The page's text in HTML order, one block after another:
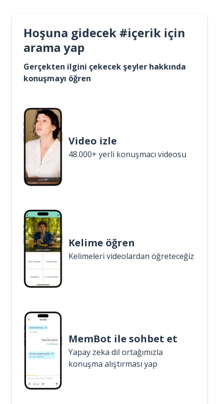
Hoşuna gidecek #içerik için
arama yap
Gerçekten ilgini çekecek şeyler hakkında
konuşmayı öğren
Video izle
48.000+ yerli konuşmacı videosu
Kelime öğren
Kelimeleri videolardan öğreteceğiz
MemBot ile sohbet et
Yapay zeka dil ortağımızla
konuşma alıştırması yap